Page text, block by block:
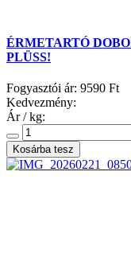
ÉRMETARTÓ
PLÜSS!
Fogyasztói ár: 9590 Ft
Kedvezmény:
Ár / kg: